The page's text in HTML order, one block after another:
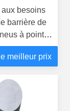
besoins
barrière de
à pointe
le contrôle
passages
meilleur prix